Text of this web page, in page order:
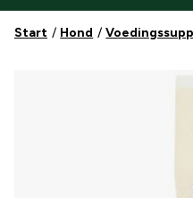
Start Hond